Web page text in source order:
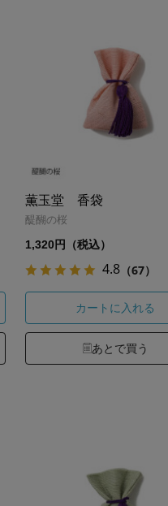
薫玉堂 香袋
醍醐の桜
1,320円（税込）
4.8 （67）
カートに入れる
あとで買う